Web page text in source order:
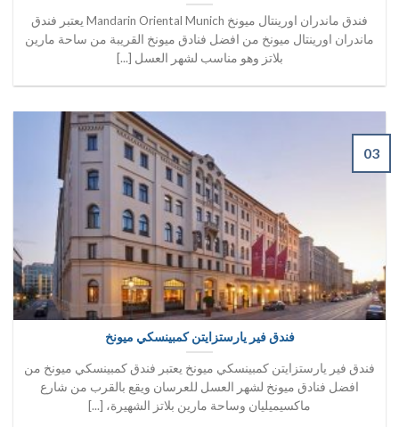
فندق ماندران اورينتال ميونخ Mandarin Oriental Munich يعتبر فندق
ماندران اورينتال ميونخ من افضل فنادق ميونخ القريبة من ساحة مارين
بلاتز وهو مناسب لشهر العسل [...]
فندق فير يارستزايتن كمبينسكي ميونخ
فندق فير يارستزايتن كمبينسكي ميونخ يعتبر فندق كمبينسكي ميونخ من
افضل فنادق ميونخ لشهر العسل للعرسان ويقع بالقرب من شارع
ماكسيميليان وساحة مارين بلاتز الشهيرة، [...]
03